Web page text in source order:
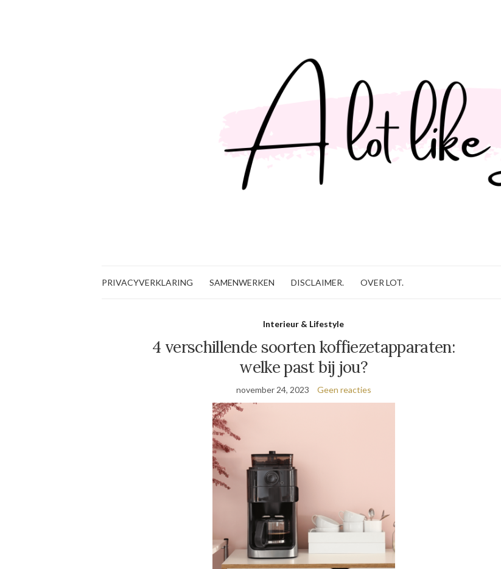
PRIVACYVERKLARING SAMENWERKEN DISCLAIMER. OVER LOT.
Interieur & Lifestyle
4 verschillende soorten koffiezetapparaten:
welke past bij jou?
november 24, 2023 Geen reacties